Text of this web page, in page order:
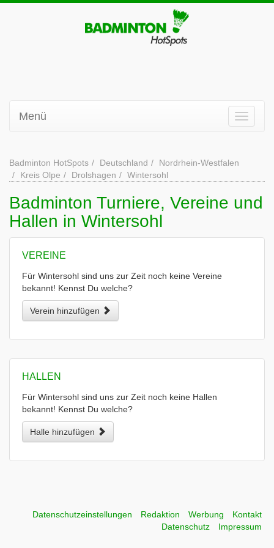
Menü
Badminton HotSpots Deutschland
Nordrhein-Westfalen
Kreis Olpe
Drolshagen Wintersohl
Badminton Turniere, Vereine und
Hallen in Wintersohl
VEREINE
Für Wintersohl sind uns zur Zeit noch keine Vereine
bekannt! Kennst Du welche?
Verein hinzufügen
HALLEN
Für Wintersohl sind uns zur Zeit noch keine Hallen
bekannt! Kennst Du welche?
Halle hinzufügen
Datenschutzeinstellungen Redaktion Werbung
Kontakt
Datenschutz
Impressum